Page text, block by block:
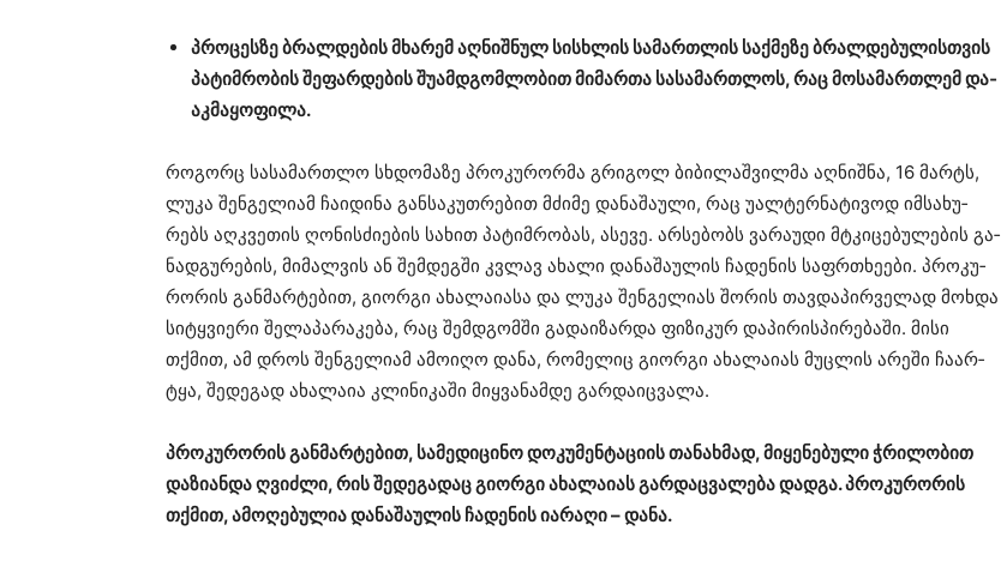
პრო­ცეს­ზე ბრალ­დე­ბის მხა­რემ აღ­ნიშ­ნულ სის­ხლის სა­მარ­თლის საქ­მე­ზე ბრალ­დე­ბუ­ლის­თვის
პა­ტიმ­რო­ბის შე­ფარ­დე­ბის შუ­ამ­დგომ­ლო­ბით მი­მარ­თა სა­სა­მარ­თლოს, რაც მო­სა­მარ­თლემ და­
აკ­მა­ყო­ფი­ლა.
რო­გორც სა­სა­მარ­თლო სხდო­მა­ზე პრო­კუ­რორ­მა გრი­გოლ ბი­ბი­ლაშ­ვილ­მა აღ­ნიშ­ნა, 16 მარტს,
ლუკა შენ­გე­ლი­ამ ჩა­ი­დი­ნა გან­სა­კუთ­რე­ბით მძი­მე და­ნა­შა­უ­ლი, რაც უალ­ტერ­ნა­ტი­ვოდ იმ­სა­ხუ­
რებს აღ­კვე­თის ღო­ნის­ძი­ე­ბის სა­ხით პა­ტიმ­რო­ბას, ასე­ვე. არ­სე­ბობს ვა­რა­უ­დი მტკი­ცე­ბუ­ლე­ბის გა­
ნად­გუ­რე­ბის, მი­მალ­ვის ან შემ­დეგ­ში კვლავ ახა­ლი და­ნა­შა­უ­ლის ჩა­დე­ნის საფრ­თხე­ე­ბი. პრო­კუ­
რო­რის გან­მარ­ტე­ბით, გი­ორ­გი ახა­ლა­ი­ა­სა და ლუკა შენ­გე­ლი­ას შო­რის თავ­და­პირ­ვე­ლად მოხ­და
სი­ტყვი­ე­რი შე­ლა­პა­რა­კე­ბა, რაც შემ­დგომ­ში გა­და­ი­ზარ­და ფი­ზი­კურ და­პი­რის­პი­რე­ბა­ში. მისი
თქმით, ამ დროს შენ­გე­ლი­ამ ამო­ი­ღო დანა, რო­მე­ლიც გი­ორ­გი ახა­ლა­ი­ას მუც­ლის არე­ში ჩა­არ­
ტყა, შე­დე­გად ახა­ლა­ია კლი­ნი­კა­ში მიყ­ვა­ნამ­დე გარ­და­იც­ვა­ლა.
პრო­კუ­რო­რის გან­მარ­ტე­ბით, სა­მე­დი­ცი­ნო დო­კუ­მენ­ტა­ცი­ის თა­ნახ­მად, მი­ყე­ნე­ბუ­ლი ჭრი­ლო­ბით
და­ზი­ან­და ღვიძ­ლი, რის შე­დე­გა­დაც გი­ორ­გი ახა­ლა­ი­ას გარ­დაც­ვა­ლე­ბა დად­გა. პრო­კუ­რო­რის
თქმით, ამო­ღე­ბუ­ლია და­ნა­შა­უ­ლის ჩა­დე­ნის ია­რა­ღი – დანა.